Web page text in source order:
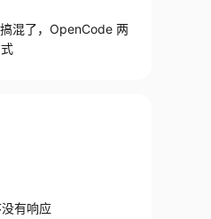
混了，OpenCode 两
有响应